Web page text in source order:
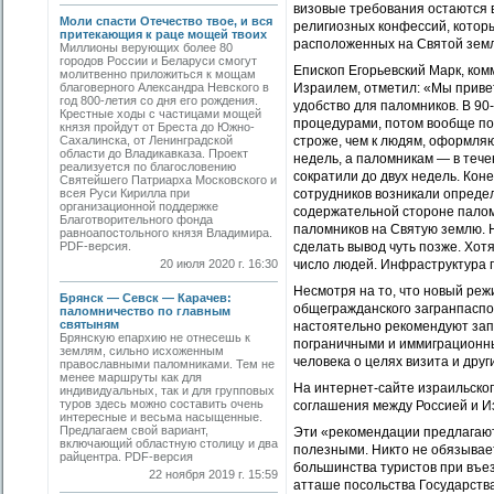
Моли спасти Отечество твое, и вся
притекающия к раце мощей твоих
Миллионы верующих более 80
городов России и Беларуси смогут
молитвенно приложиться к мощам
благоверного Александра Невского в
год 800-летия со дня его рождения.
Крестные ходы с частицами мощей
князя пройдут от Бреста до Южно-
Сахалинска, от Ленинградской
области до Владикавказа. Проект
реализуется по благословению
Святейшего Патриарха Московского и
всея Руси Кирилла при
организационной поддержке
Благотворительного фонда
равноапостольного князя Владимира.
PDF-версия.
20 июля 2020 г. 16:30
Брянск — Севск — Карачев:
паломничество по главным
святыням
Брянскую епархию не отнесешь к
землям, сильно исхоженным
православными паломниками. Тем не
менее маршруты как для
индивидуальных, так и для групповых
туров здесь можно составить очень
интересные и весьма насыщенные.
Предлагаем свой вариант,
включающий областную столицу и два
райцентра. PDF-версия
22 ноября 2019 г. 15:59
визовые требования
религиозных конфессий,
расположенных на Святой
Епископ Егорьевский Марк,
Израилем, отметил: «Мы
удобство для паломников. В
процедурами, потом вообще
строже, чем к людям,
недель, а паломникам — в
сократили до двух недель.
сотрудников возникали
содержательной стороне
паломников на Святую землю.
сделать вывод чуть позже.
число людей. Инфраструктура
Несмотря на то, что новый
общегражданского
настоятельно рекомендуют
пограничными и
человека о целях визита и
На интернет-сайте
соглашения между Россией и
Эти «рекомендации
полезными. Никто не
большинства туристов при
атташе посольства